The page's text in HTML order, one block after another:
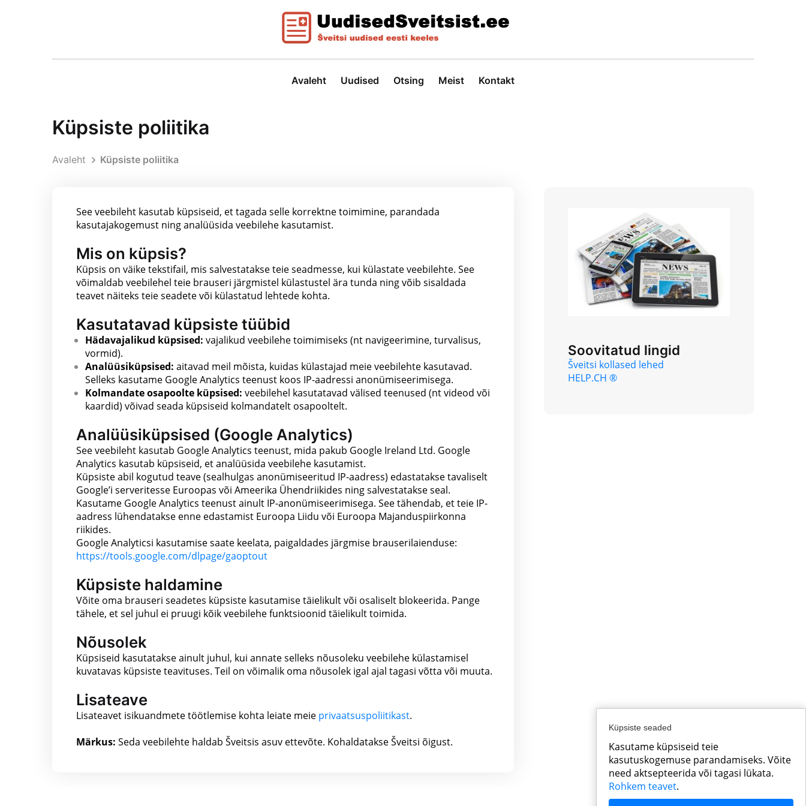
Avaleht Uudised Otsing Meist Kontakt
Küpsiste poliitika
Avaleht Küpsiste poliitika
See veebileht kasutab küpsiseid, et tagada selle korrektne toimimine, parandada
kasutajakogemust ning analüüsida veebilehe kasutamist.
Mis on küpsis?
Küpsis on väike tekstifail, mis salvestatakse teie seadmesse, kui külastate veebilehte. See
võimaldab veebilehel teie brauseri järgmistel külastustel ära tunda ning võib sisaldada
teavet näiteks teie seadete või külastatud lehtede kohta.
Kasutatavad küpsiste tüübid
Hädavajalikud küpsised: vajalikud veebilehe toimimiseks (nt navigeerimine, turvalisus,
vormid).
Analüüsiküpsised: aitavad meil mõista, kuidas külastajad meie veebilehte kasutavad.
Selleks kasutame Google Analytics teenust koos IP-aadressi anonümiseerimisega.
Kolmandate osapoolte küpsised: veebilehel kasutatavad välised teenused (nt videod või
kaardid) võivad seada küpsiseid kolmandatelt osapooltelt.
Analüüsiküpsised (Google Analytics)
See veebileht kasutab Google Analytics teenust, mida pakub Google Ireland Ltd. Google
Analytics kasutab küpsiseid, et analüüsida veebilehe kasutamist.
Küpsiste abil kogutud teave (sealhulgas anonümiseeritud IP-aadress) edastatakse tavaliselt
Google’i serveritesse Euroopas või Ameerika Ühendriikides ning salvestatakse seal.
Kasutame Google Analytics teenust ainult IP-anonümiseerimisega. See tähendab, et teie IP-
aadress lühendatakse enne edastamist Euroopa Liidu või Euroopa Majanduspiirkonna
riikides.
Google Analyticsi kasutamise saate keelata, paigaldades järgmise brauserilaienduse:
https://tools.google.com/dlpage/gaoptout
Küpsiste haldamine
Võite oma brauseri seadetes küpsiste kasutamise täielikult või osaliselt blokeerida. Pange
tähele, et sel juhul ei pruugi kõik veebilehe funktsioonid täielikult toimida.
Nõusolek
Küpsiseid kasutatakse ainult juhul, kui annate selleks nõusoleku veebilehe külastamisel
kuvatavas küpsiste teavituses. Teil on võimalik oma nõusolek igal ajal tagasi võtta või muuta.
Lisateave
Lisateavet isikuandmete töötlemise kohta leiate meie privaatsuspoliitikast.
Märkus: Seda veebilehte haldab Šveitsis asuv ettevõte. Kohaldatakse Šveitsi õigust.
Soovitatud lingid
Šveitsi kollased lehed
HELP.CH ®
Küpsiste seaded
Kasutame küpsiseid teie
kasutuskogemuse parandamiseks. Võite
need aktsepteerida või tagasi lükata.
Rohkem teavet.